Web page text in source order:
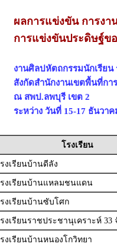
ผลการแข่งขัน การงา
การแข่งขันประดิษฐ์ข
งานศิลปหัตถกรรมนักเรียน
สังกัดสำนักงานเขตพื้นที่ก
ณ สพป.ลพบุรี เขต 2
ระหว่าง วันที่ 15-17 ธันวาค
โรงเรียน
งเรียนบ้านดีลัง
รงเรียนบ้านแหลมชนแดน
งเรียนบ้านซับโศก
งเรียนราชประชานุเคราะห์ 33
งเรียนบ้านหนองโกวิทยา